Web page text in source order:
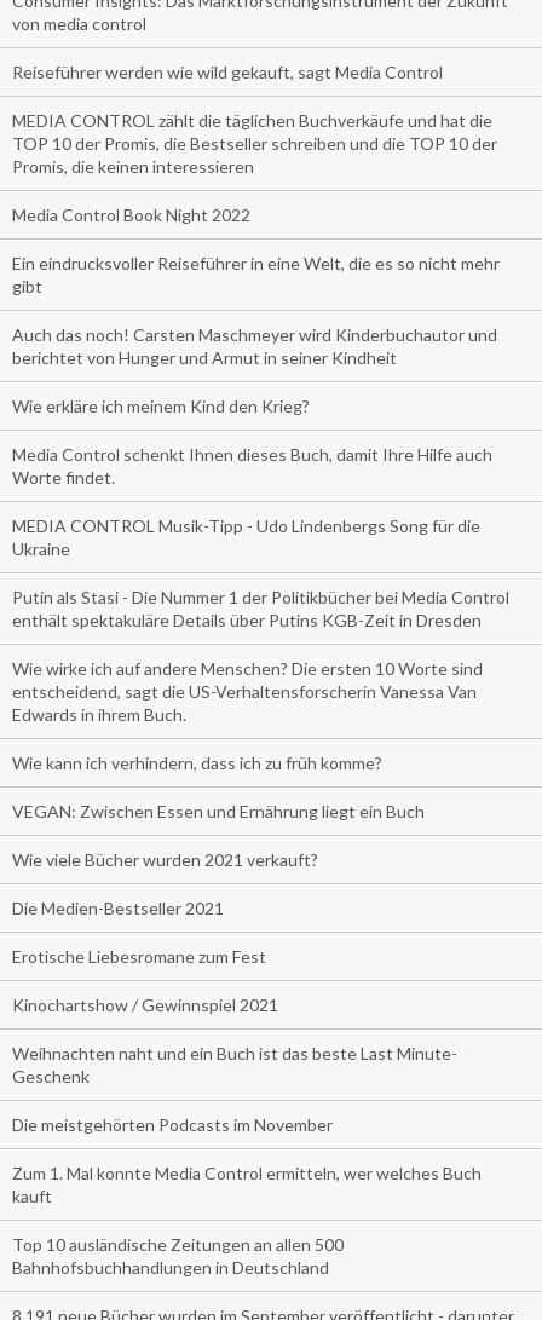
von media control
Reiseführer werden wie wild gekauft, sagt Media Control
MEDIA CONTROL zählt die täglichen Buchverkäufe und hat die
TOP 10 der Promis, die Bestseller schreiben und die TOP 10 der
Promis, die keinen interessieren
Media Control Book Night 2022
Ein eindrucksvoller Reiseführer in eine Welt, die es so nicht mehr
gibt
Auch das noch! Carsten Maschmeyer wird Kinderbuchautor und
berichtet von Hunger und Armut in seiner Kindheit
Wie erkläre ich meinem Kind den Krieg?
Media Control schenkt Ihnen dieses Buch, damit Ihre Hilfe auch
Worte findet.
MEDIA CONTROL Musik-Tipp - Udo Lindenbergs Song für die
Ukraine
Putin als Stasi - Die Nummer 1 der Politikbücher bei Media Control
enthält spektakuläre Details über Putins KGB-Zeit in Dresden
Wie wirke ich auf andere Menschen? Die ersten 10 Worte sind
entscheidend, sagt die US-Verhaltensforscherin Vanessa Van
Edwards in ihrem Buch.
Wie kann ich verhindern, dass ich zu früh komme?
VEGAN: Zwischen Essen und Ernährung liegt ein Buch
Wie viele Bücher wurden 2021 verkauft?
Die Medien-Bestseller 2021
Erotische Liebesromane zum Fest
Kinochartshow / Gewinnspiel 2021
Weihnachten naht und ein Buch ist das beste Last Minute-
Geschenk
Die meistgehörten Podcasts im November
Zum 1. Mal konnte Media Control ermitteln, wer welches Buch
kauft
Top 10 ausländische Zeitungen an allen 500
Bahnhofsbuchhandlungen in Deutschland
8.191 neue Bücher wurden im September veröffentlicht - darunter